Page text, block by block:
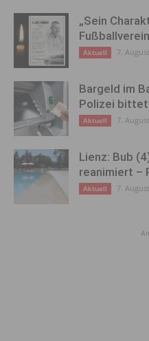
„Sein
Aktuell 7.
Bargeld im
Polizei bittet
Aktuell 7.
Lienz: Bub
reanimiert –
Aktuell 7.